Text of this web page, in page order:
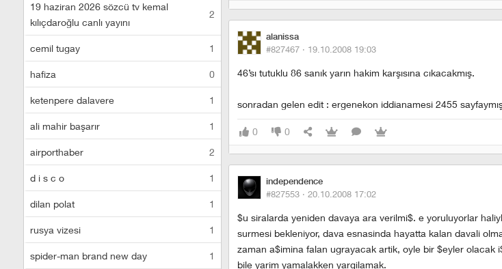
19 haziran 2026 sözcü tv kemal
kılıçdaroğlu canlı yayını
2
cemil tugay 1
hafiza 0
ketenpere dalavere 1
ali mahir başarır 1
airporthaber 2
d i s c o 1
dilan polat 1
rusya vizesi 1
spider-man brand new day 1
alanissa
#827467 · 19.10.2008 19:03
46’sı tutuklu 86 sanık yarın hakim karşısına cıkacakmış.
sonradan gelen edit : ergenekon iddianamesi 2455
0 0
independence
#827553 · 20.10.2008 17:02
$u siralarda yeniden davaya ara verilmi$. e yoruluyorlar
surmesi bekleniyor, dava esnasinda hayatta kalan davali
zaman a$imina falan ugrayacak artik, oyle bir $eyler olacak
bile yarim yamalakken yargilamak.